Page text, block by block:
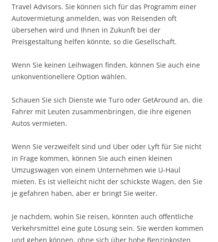
Travel Advisors. Sie können sich für das Programm einer
Autovermietung anmelden, was von Reisenden oft
übersehen wird und Ihnen in Zukunft bei der
Preisgestaltung helfen könnte, so die Gesellschaft.
Wenn Sie keinen Leihwagen finden, können Sie auch eine
unkonventionellere Option wählen.
Schauen Sie sich Dienste wie Turo oder GetAround an, die
Fahrer mit Leuten zusammenbringen, die ihre eigenen
Autos vermieten.
Wenn Sie verzweifelt sind und Uber oder Lyft für Sie nicht
in Frage kommen, können Sie auch einen kleinen
Umzugswagen von einem Unternehmen wie U-Haul
mieten. Es ist vielleicht nicht der schickste Wagen, den Sie
je gefahren haben, aber er bringt Sie weiter.
Je nachdem, wohin Sie reisen, könnten auch öffentliche
Verkehrsmittel eine gute Lösung sein. Sie werden kommen
und gehen können, ohne sich über hohe Benzinkosten